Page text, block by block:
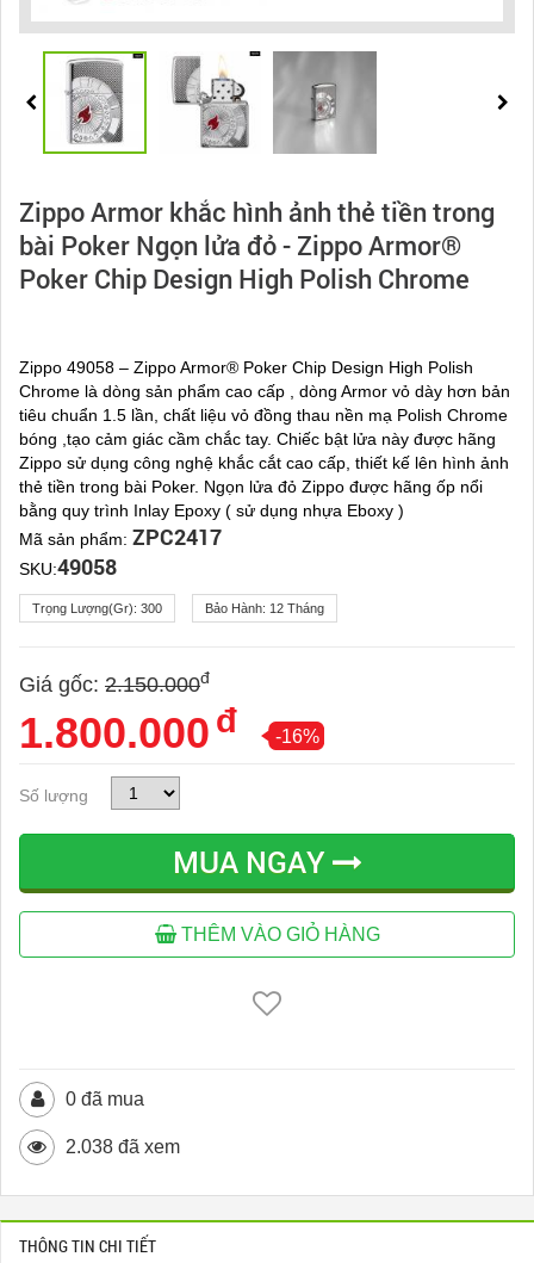
Zippo Armor khắc hình ảnh thẻ tiền trong
bài Poker Ngọn lửa đỏ - Zippo Armor®
Poker Chip Design High Polish Chrome
Zippo 49058 – Zippo Armor® Poker Chip Design High Polish
Chrome là dòng sản phẩm cao cấp , dòng Armor vỏ dày hơn bản
tiêu chuẩn 1.5 lần, chất liệu vỏ đồng thau nền mạ Polish Chrome
bóng ,tạo cảm giác cầm chắc tay. Chiếc bật lửa này được hãng
Zippo sử dụng công nghệ khắc cắt cao cấp, thiết kế lên hình ảnh
thẻ tiền trong bài Poker. Ngọn lửa đỏ Zippo được hãng ốp nổi
bằng quy trình Inlay Epoxy ( sử dụng nhựa Eboxy )
Mã sản phẩm: ZPC2417
SKU:49058
Trọng Lượng(gr): 300 Bảo Hành: 12 Tháng
Giá gốc: 2.150.000đ
1.800.000 đ -16%
Số lượng
MUA NGAY
THÊM VÀO GIỎ HÀNG
0 đã mua
2.038 đã xem
THÔNG TIN CHI TIẾT